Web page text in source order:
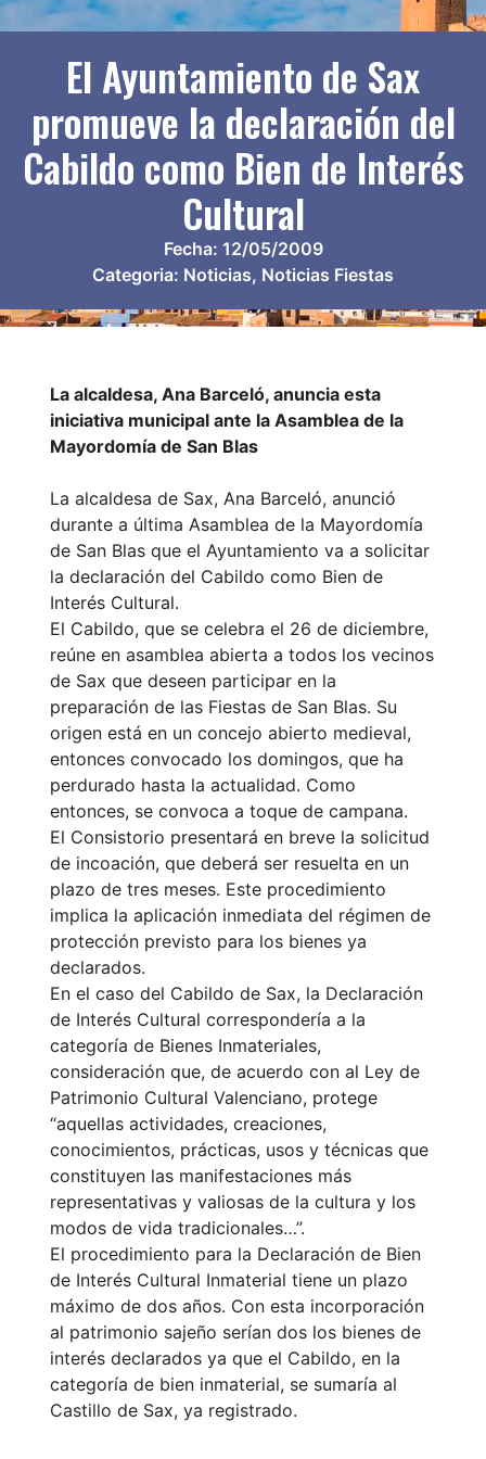
El Ayuntamiento de Sax
promueve la declaración del
Cabildo como Bien de Interés
Cultural
Fecha: 12/05/2009
Categoria: Noticias, Noticias Fiestas
La alcaldesa, Ana Barceló, anuncia esta
iniciativa municipal ante la Asamblea de la
Mayordomía de San Blas
La alcaldesa de Sax, Ana Barceló, anunció
durante a última Asamblea de la Mayordomía
de San Blas que el Ayuntamiento va a solicitar
la declaración del Cabildo como Bien de
Interés Cultural.
El Cabildo, que se celebra el 26 de diciembre,
reúne en asamblea abierta a todos los vecinos
de Sax que deseen participar en la
preparación de las Fiestas de San Blas. Su
origen está en un concejo abierto medieval,
entonces convocado los domingos, que ha
perdurado hasta la actualidad. Como
entonces, se convoca a toque de campana.
El Consistorio presentará en breve la solicitud
de incoación, que deberá ser resuelta en un
plazo de tres meses. Este procedimiento
implica la aplicación inmediata del régimen de
protección previsto para los bienes ya
declarados.
En el caso del Cabildo de Sax, la Declaración
de Interés Cultural correspondería a la
categoría de Bienes Inmateriales,
consideración que, de acuerdo con al Ley de
Patrimonio Cultural Valenciano, protege
“aquellas actividades, creaciones,
conocimientos, prácticas, usos y técnicas que
constituyen las manifestaciones más
representativas y valiosas de la cultura y los
modos de vida tradicionales…”.
El procedimiento para la Declaración de Bien
de Interés Cultural Inmaterial tiene un plazo
máximo de dos años. Con esta incorporación
al patrimonio sajeño serían dos los bienes de
interés declarados ya que el Cabildo, en la
categoría de bien inmaterial, se sumaría al
Castillo de Sax, ya registrado.